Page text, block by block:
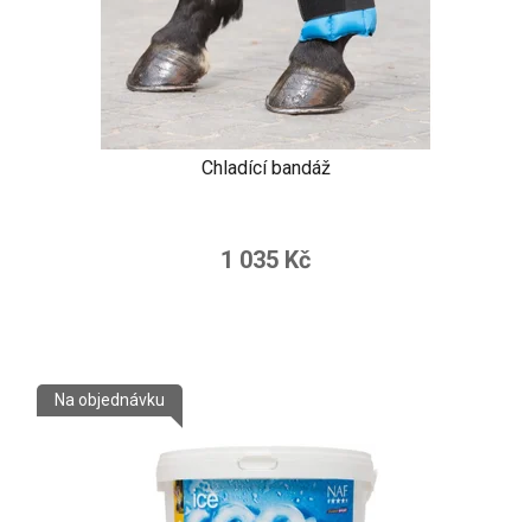
Chladící bandáž
1 035 Kč
Na objednávku